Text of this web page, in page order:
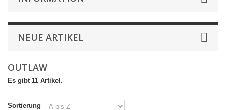
NEUE ARTIKEL
OUTLAW
Es gibt 11 Artikel.
Sortierung